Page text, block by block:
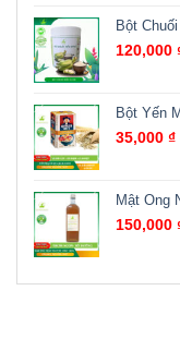
Bột
120,000
Bột Yến
35,000 ₫
Mật Ong
150,000